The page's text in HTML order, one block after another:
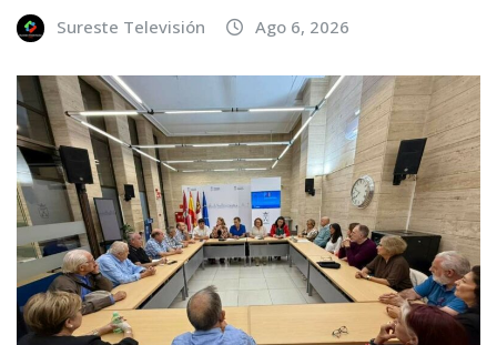
Sureste Televisión Ago 6, 2026